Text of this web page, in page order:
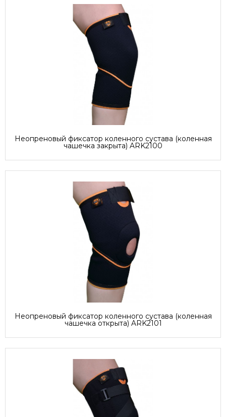
Неопреновый фиксатор коленного сустава (коленная
чашечка закрыта) ARK2100
Неопреновый фиксатор коленного сустава (коленная
чашечка открыта) ARK2101